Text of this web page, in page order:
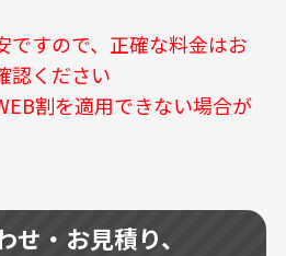
すので、正確な料金はお
認ください
割を適用できない場合が
せ・お見積り、